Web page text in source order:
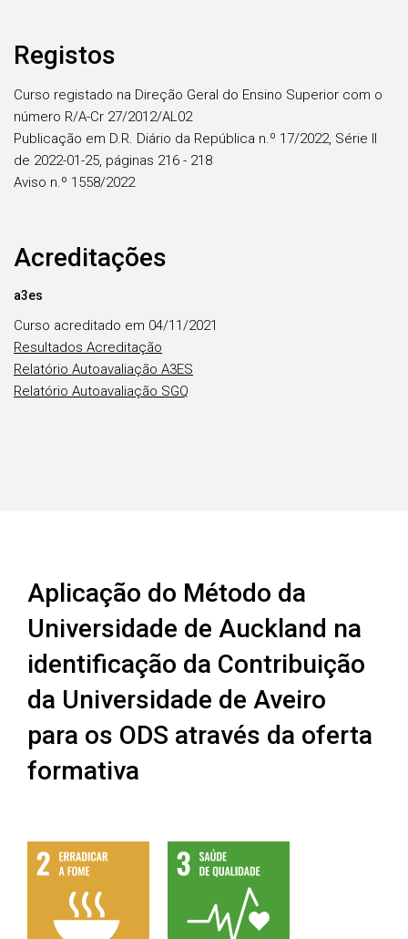
Registos
Curso registado na Direção Geral do Ensino Superior com o
número R/A-Cr 27/2012/AL02
Publicação em D.R. Diário da República n.º 17/2022, Série II
de 2022-01-25, páginas 216 - 218
Aviso n.º 1558/2022
Acreditações
a3es
Curso acreditado em 04/11/2021
Resultados Acreditação
Relatório Autoavaliação A3ES
Relatório Autoavaliação SGQ
Aplicação do Método da
Universidade de Auckland na
identificação da Contribuição
da Universidade de Aveiro
para os ODS através da oferta
formativa